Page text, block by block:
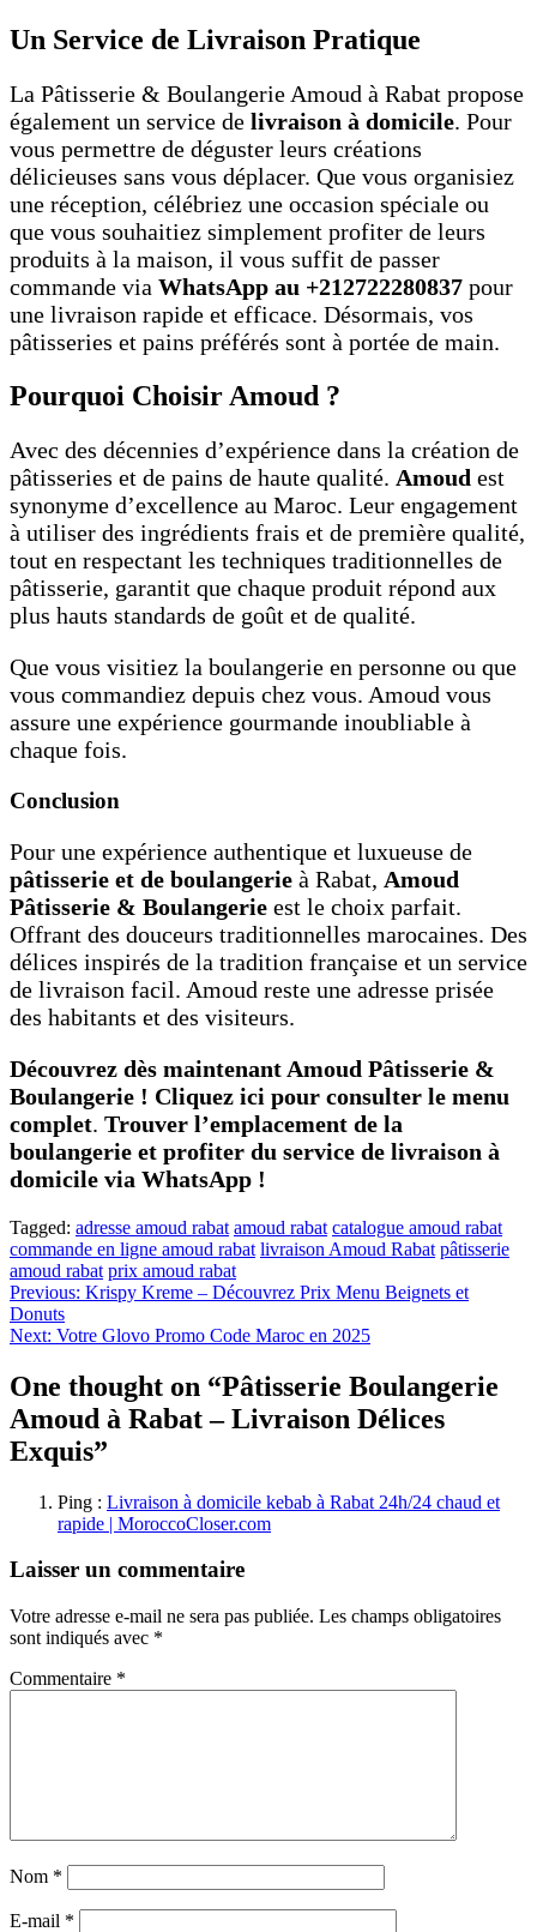
Un Service de Livraison Pratique
La Pâtisserie & Boulangerie Amoud à Rabat propose
également un service de livraison à domicile. Pour
vous permettre de déguster leurs créations
délicieuses sans vous déplacer. Que vous organisiez
une réception, célébriez une occasion spéciale ou
que vous souhaitiez simplement profiter de leurs
produits à la maison, il vous suffit de passer
commande via WhatsApp au +212722280837 pour
une livraison rapide et efficace. Désormais, vos
pâtisseries et pains préférés sont à portée de main.
Pourquoi Choisir Amoud ?
Avec des décennies d’expérience dans la création de
pâtisseries et de pains de haute qualité. Amoud est
synonyme d’excellence au Maroc. Leur engagement
à utiliser des ingrédients frais et de première qualité,
tout en respectant les techniques traditionnelles de
pâtisserie, garantit que chaque produit répond aux
plus hauts standards de goût et de qualité.
Que vous visitiez la boulangerie en personne ou que
vous commandiez depuis chez vous. Amoud vous
assure une expérience gourmande inoubliable à
chaque fois.
Conclusion
Pour une expérience authentique et luxueuse de
pâtisserie et de boulangerie à Rabat, Amoud
Pâtisserie & Boulangerie est le choix parfait.
Offrant des douceurs traditionnelles marocaines. Des
délices inspirés de la tradition française et un service
de livraison facil. Amoud reste une adresse prisée
des habitants et des visiteurs.
Découvrez dès maintenant Amoud Pâtisserie &
Boulangerie ! Cliquez ici pour consulter le menu
complet. Trouver l’emplacement de la
boulangerie et profiter du service de livraison à
domicile via WhatsApp !
Tagged: adresse amoud rabat amoud rabat catalogue amoud rabat
commande en ligne amoud rabat livraison Amoud Rabat pâtisserie
amoud rabat prix amoud rabat
Navigation
de
Previous: Krispy Kreme – Découvrez Prix Menu Beignets et
Donuts
Next: Votre Glovo Promo Code Maroc en 2025
One thought on “Pâtisserie Boulangerie
Amoud à Rabat – Livraison Délices
Exquis”
Ping : Livraison à domicile kebab à Rabat 24h/24 chaud et
rapide | MoroccoCloser.com
Laisser un commentaire
Votre adresse e-mail ne sera pas publiée. Les champs obligatoires
sont indiqués avec *
Commentaire *
Nom *
E-mail *